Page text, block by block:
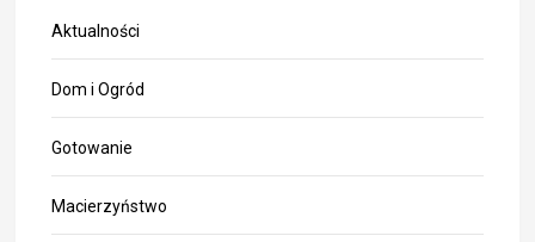
Aktualności
Dom i Ogród
Gotowanie
Macierzyństwo